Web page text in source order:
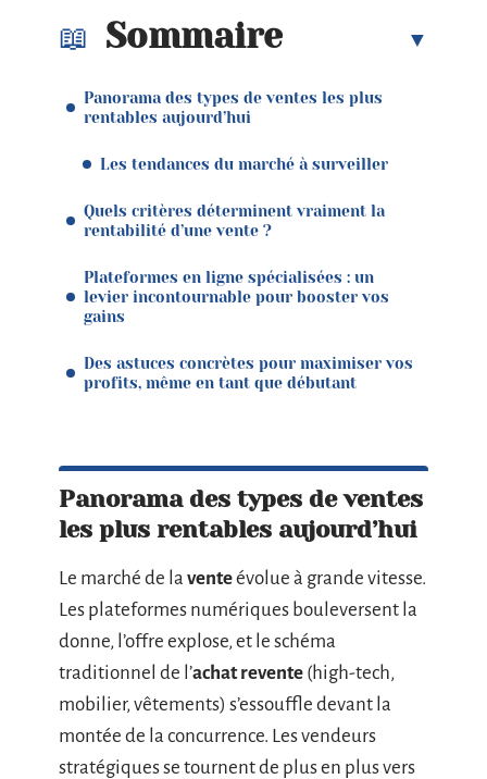
Sommaire
Panorama des types de ventes les plus
rentables aujourd’hui
Les tendances du marché à surveiller
Quels critères déterminent vraiment la
rentabilité d’une vente ?
Plateformes en ligne spécialisées : un
levier incontournable pour booster vos
gains
Des astuces concrètes pour maximiser vos
profits, même en tant que débutant
Panorama des types de ventes
les plus rentables aujourd’hui
Le marché de la venteévolue à grande vitesse.
Les plateformes numériques bouleversent la
donne, l’offre explose, et le schéma
traditionnel de l’achat revente (high-tech,
mobilier, vêtements) s’essouffle devant la
montée de la concurrence. Les vendeurs
stratégiques se tournent de plus en plus vers